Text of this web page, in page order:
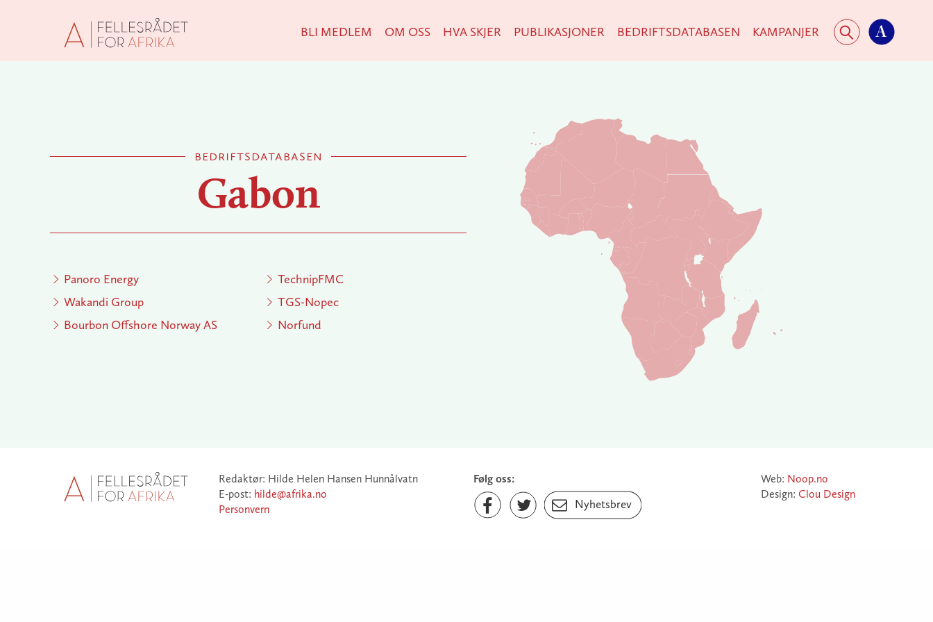
SØK AFRIKA.NO
A
MenyBLI MEDLEM OM OSS HVA SKJER PUBLIKASJONER BEDRIFTSDATABASEN KAMPANJER
bedriftsdatabasen
Gabon
Panoro Energy
Wakandi Group
Bourbon Offshore Norway AS
TechnipFMC
TGS-Nopec
Norfund
Redaktør: Hilde Helen Hansen Hunnålvatn
E-post: hilde@afrika.no
Personvern
Følg oss:
Facebook
 Twitter
 Nyhetsbrev
 Nyhetsbrev
Web: Noop.no
Design: Clou Design